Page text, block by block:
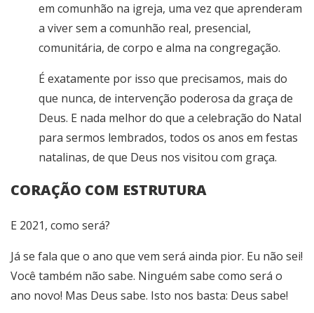
em comunhão na igreja, uma vez que aprenderam
a viver sem a comunhão real, presencial,
comunitária, de corpo e alma na congregação.
É exatamente por isso que precisamos, mais do
que nunca, de intervenção poderosa da graça de
Deus. E nada melhor do que a celebração do Natal
para sermos lembrados, todos os anos em festas
natalinas, de que Deus nos visitou com graça.
CORAÇÃO COM ESTRUTURA
E 2021, como será?
Já se fala que o ano que vem será ainda pior. Eu não sei!
Você também não sabe. Ninguém sabe como será o
ano novo! Mas Deus sabe. Isto nos basta: Deus sabe!